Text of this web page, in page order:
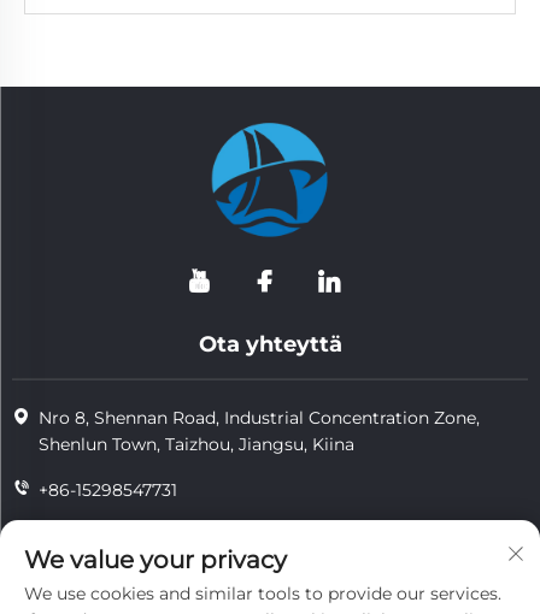
Ota yhteyttä
Nro 8, Shennan Road, Industrial Concentration Zone,
Shenlun Town, Taizhou, Jiangsu, Kiina
+86-15298547731
[email protected]
We value your privacy
We use cookies and similar tools to provide our services.